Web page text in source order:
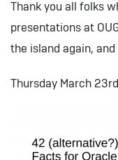
Thank you all folks
presentations at
the island again,
Thursday March